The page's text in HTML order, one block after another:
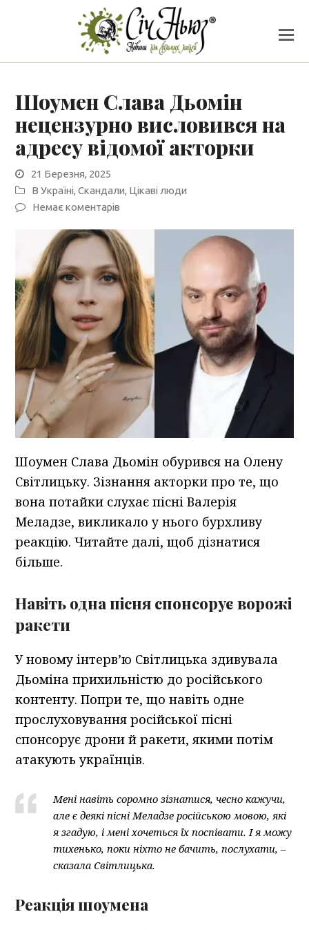
Шоумен Слава Дьомін
нецензурно висловився на
адресу відомої акторки
21 Березня, 2025
В Україні,Скандали, Цікаві люди
Немає коментарів
Шоумен Слава Дьомін обурився на Олену
Світлицьку. Зізнання акторки про те, що
вона потайки слухає пісні Валерія
Меладзе, викликало у нього бурхливу
реакцію. Читайте далі, щоб дізнатися
більше.
Навіть одна пісня спонсорує ворожі
ракети
У новому інтерв’ю Світлицька здивувала
Дьоміна прихильністю до російського
контенту. Попри те, що навіть одне
прослуховування російської пісні
спонсорує дрони й ракети, якими потім
атакують українців.
Мені навіть соромно зізнатися, чесно кажучи,
але є деякі пісні Меладзе російською мовою, які
я згадую, і мені хочеться їх поспівати. І я можу
тихенько, поки ніхто не бачить, послухати, –
сказала Світлицька.
Реакція шоумена